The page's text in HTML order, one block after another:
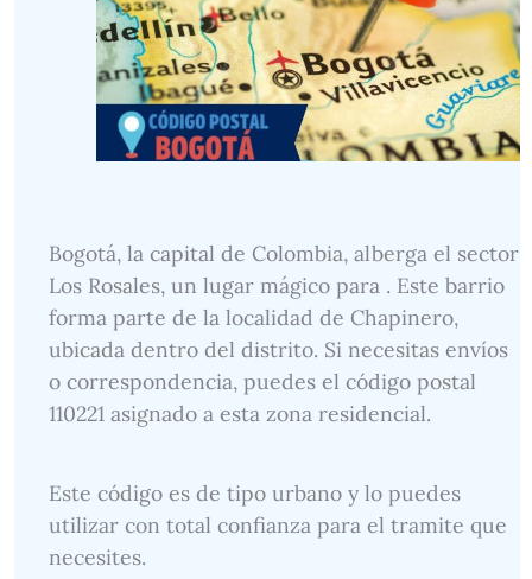
Bogotá, la capital de Colombia, alberga el sector
Los Rosales, un lugar mágico para . Este barrio
forma parte de la localidad de Chapinero,
ubicada dentro del distrito. Si necesitas envíos
o correspondencia, puedes el código postal
110221 asignado a esta zona residencial.
Este código es de tipo urbano y lo puedes
utilizar con total confianza para el tramite que
necesites.